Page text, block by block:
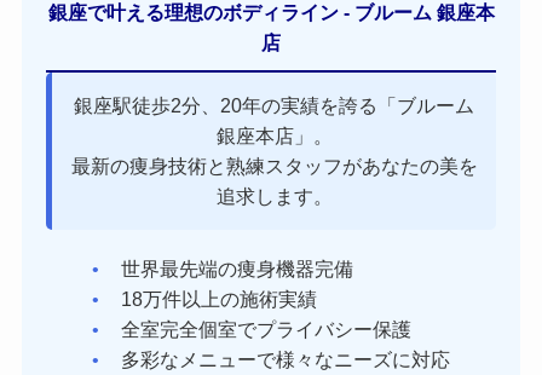
銀座で叶える理想のボディライン - ブルーム 銀座本
店
銀座駅徒歩2分、20年の実績を誇る「ブルーム
銀座本店」。
最新の痩身技術と熟練スタッフがあなたの美を
追求します。
世界最先端の痩身機器完備
18万件以上の施術実績
全室完全個室でプライバシー保護
多彩なメニューで様々なニーズに対応